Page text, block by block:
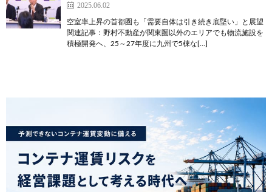
2025.06.02
空室率上昇の首都圏も「需要自体は引き続き底堅い」と展望
関連記事：野村不動産が関東圏以外のエリアでも物流施設を
積極開発へ、25～27年度に九州で5棟な[…]